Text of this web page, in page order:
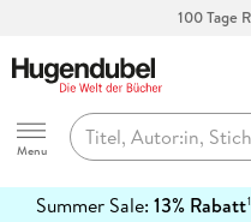
100 Tage
Hugendubel
Menu
Summer Sale: 13% Rabatt